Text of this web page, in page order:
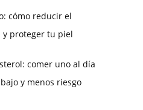
cómo reducir el
y proteger tu piel
comer uno al día
y menos riesgo